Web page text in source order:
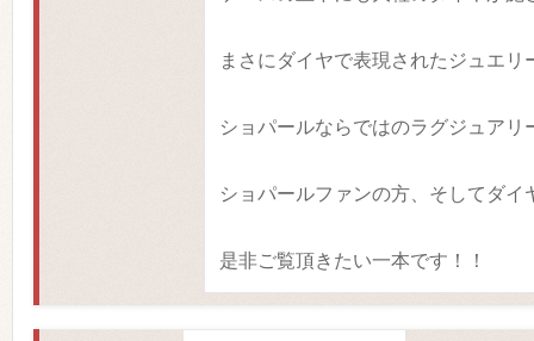
まさにダイヤで表現されたジュエリ
ショパールならではのラグジュアリ
ショパールファンの方、そしてダイ
是非ご覧頂きたい一本です！！